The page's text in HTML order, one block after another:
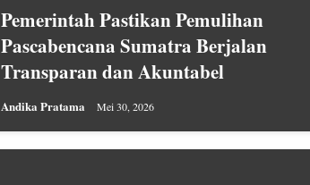
Pemerintah Pastikan Pemulihan
Pascabencana Sumatra Berjalan
Transparan dan Akuntabel
Andika Pratama Mei 30, 2026